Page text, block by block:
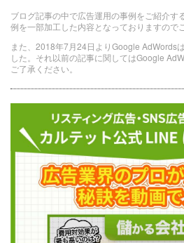
ブログ記事の中で広告運用の事例をご紹介す
例を一部加工した内容となっておりますので
また、2018年7月24日よりGoogle AdWords
した。それ以前の記事に関してはGoogle
ご了承ください。